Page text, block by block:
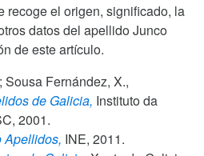
recoge el origen, significado, la
datos del apellido Junco
de este artículo.
Fernández, X.,
de Galicia, Instituto da
2001.
Apellidos, INE, 2011.